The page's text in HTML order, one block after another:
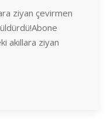
ziyan çevirmen
akıllara ziyan